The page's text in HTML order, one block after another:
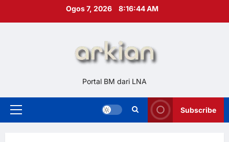
Ogos 7, 2026 8:16:45 AM
Portal BM dari LNA
Primary
Subscribe